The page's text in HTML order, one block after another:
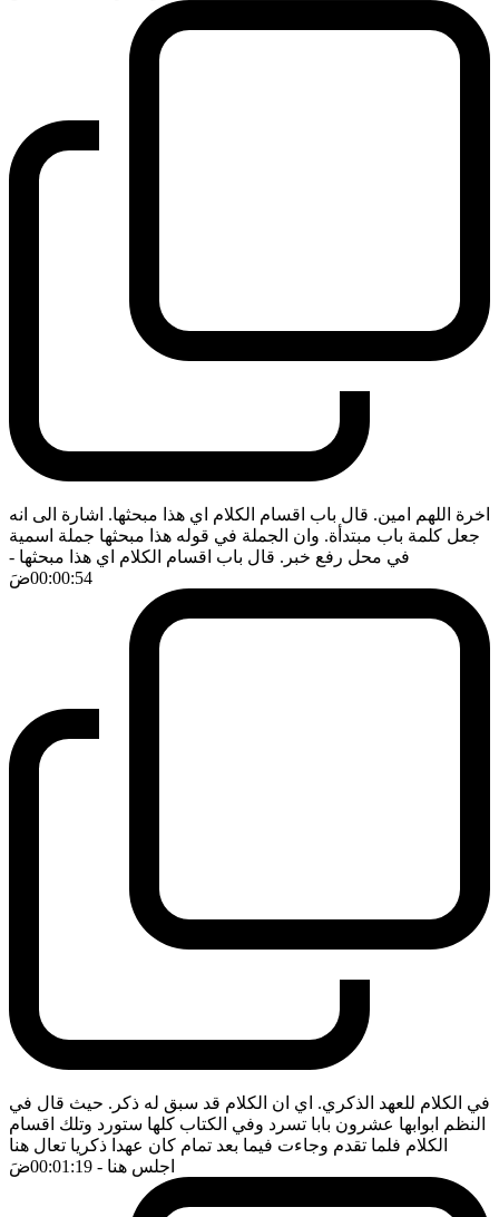
اخرة اللهم امين. قال باب اقسام الكلام اي هذا مبحثها. اشارة الى انه
جعل كلمة باب مبتدأة. وان الجملة في قوله هذا مبحثها جملة اسمية
في محل رفع خبر. قال باب اقسام الكلام اي هذا مبحثها -
00:00:54ضَ
في الكلام للعهد الذكري. اي ان الكلام قد سبق له ذكر. حيث قال في
النظم ابوابها عشرون بابا تسرد وفي الكتاب كلها ستورد وتلك اقسام
الكلام فلما تقدم وجاءت فيما بعد تمام كان عهدا ذكريا تعال هنا
اجلس هنا - 00:01:19 ضَ